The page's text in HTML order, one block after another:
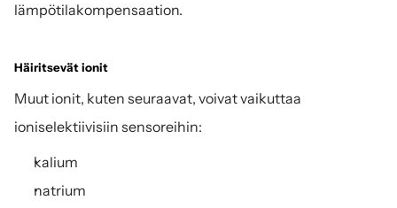
lämpötilakompensaation.
Häiritsevät ionit
Muut ionit, kuten seuraavat, voivat vaikuttaa
ioniselektiivisiin sensoreihin:
kalium
natrium